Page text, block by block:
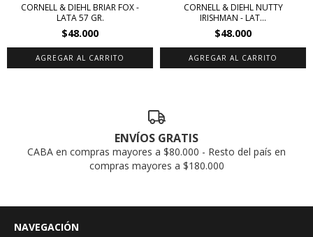
CORNELL & DIEHL BRIAR FOX -
LATA 57 GR.
$48.000
CORNELL & DIEHL NUTTY
IRISHMAN - LAT...
$48.000
ENVÍOS GRATIS
CABA en compras mayores a $80.000 - Resto del país en
compras mayores a $180.000
NAVEGACIÓN